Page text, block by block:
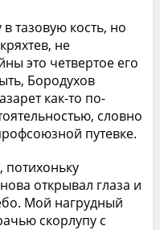
тазовую кость, но
не
это четвертое его
Бородухов
как-то по-
словно
путевке.
потихоньку
открывал глаза и
Мой нагрудный
скорлупу с